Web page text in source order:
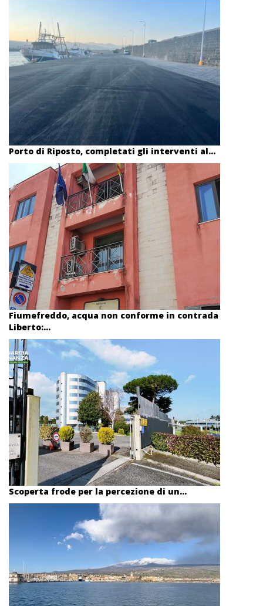
Porto di Riposto, completati gli interventi al...
Fiumefreddo, acqua non conforme in contrada
Liberto:...
Scoperta frode per la percezione di un...